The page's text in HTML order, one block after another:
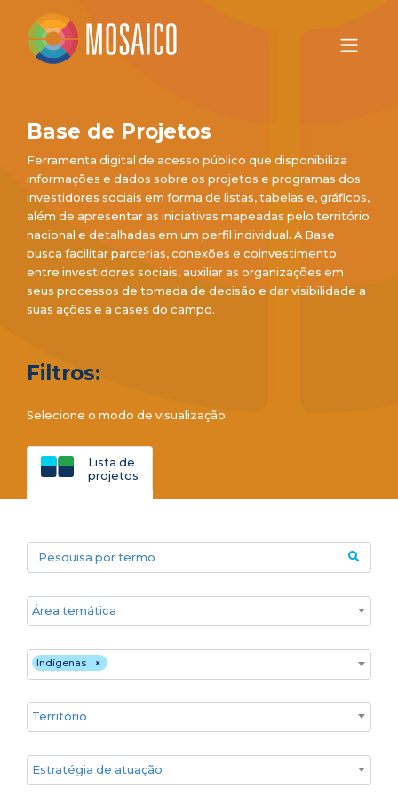
Base de Projetos
Ferramenta digital de acesso público que disponibiliza
informações e dados sobre os projetos e programas dos
investidores sociais em forma de listas, tabelas e, gráficos,
além de apresentar as iniciativas mapeadas pelo território
nacional e detalhadas em um perfil individual. A Base
busca facilitar parcerias, conexões e coinvestimento
entre investidores sociais, auxiliar as organizações em
seus processos de tomada de decisão e dar visibilidade a
suas ações e a cases do campo.
Filtros:
Selecione o modo de visualização:
Lista de
projetos
Pesquisa por termo
Áreas temáticas
Público ×
Indígenas
Territórios
Estratégia de atuação